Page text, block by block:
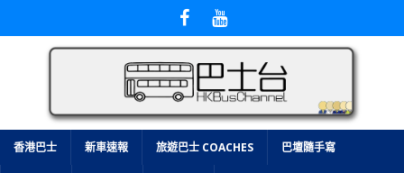
香港巴士 新車速報 旅遊巴士 COACHES 巴壇隨手寫